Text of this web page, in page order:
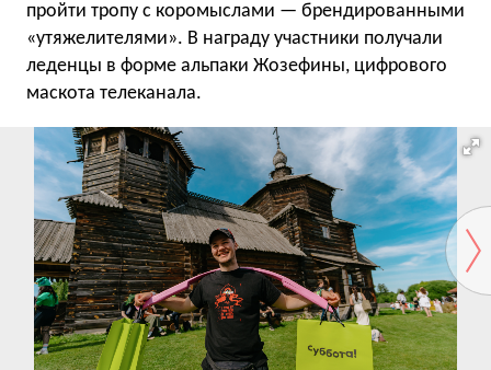
пройти тропу с коромыслами — брендированными
«утяжелителями». В награду участники получали
леденцы в форме альпаки Жозефины, цифрового
маскота телеканала.